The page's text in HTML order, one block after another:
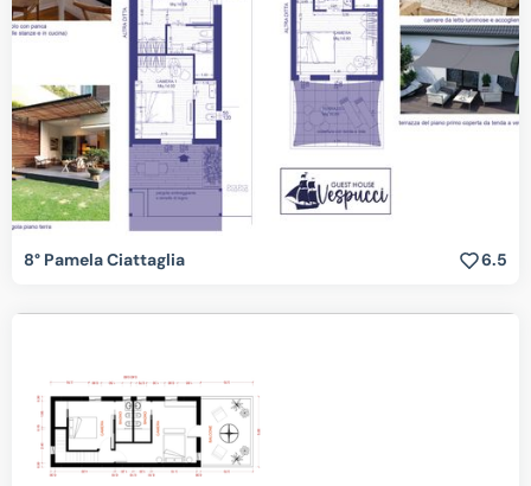
8° Pamela Ciattaglia 6.5